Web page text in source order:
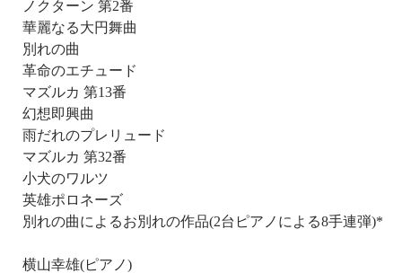
ノクターン 第2番
華麗なる大円舞曲
別れの曲
革命のエチュード
マズルカ 第13番
幻想即興曲
雨だれのプレリュード
マズルカ 第32番
小犬のワルツ
英雄ポロネーズ
別れの曲によるお別れの作品(2台ピアノによる8手連弾)*
横山幸雄(ピアノ)